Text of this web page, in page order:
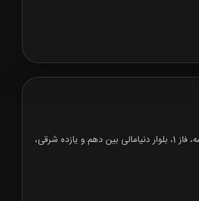
تهران، شهرک اندیشه، فاز 1، بلوار دنیامالی بین دهم و یازده شرقی،